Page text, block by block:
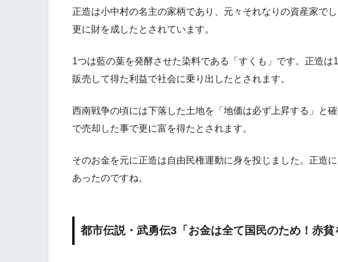
正造は小中村の名主の家柄であり、元々それなりの資産家で
更に財を成したとされています。
1つは藍の葉を発酵させた染料である「すくも」です。正造は
販売して得た利益で社会に乗り出したとされます。
西南戦争の頃には下落した土地を「地価は必ず上昇する」と
で売却した事で更に富を得たとされます。
そのお金を元に正造は自由民権運動に身を投じました。正造
あったのですね。
都市伝説・武勇伝3「お金は全て国民のため！赤貧